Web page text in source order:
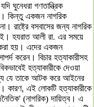
ঘুনেধরা গণতান্ত্রিক
কিন্তু একজন নাগরিক
রাষ্ট্রে বসবাসের জন্য নাগরিক
হযরাত আলী রা. এর সময়ে
হয়। এদের একজন
করেন। বিচার হত্যাকারীসহ
হত্যাকারীকে দেওয়া
যে তাকে আটক করে আইনের
কারণ, এই লোকটি হত্যাকারীকে
(নাগরিক) দায়িত্ব। এ